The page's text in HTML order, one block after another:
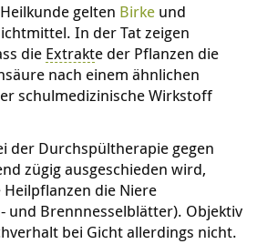
gelten Birke und
In der Tat zeigen
die Extrakte der Pflanzen die
nach einem ähnlichen
schulmedizinische Wirkstoff
der Durchspültherapie gegen
zügig ausgeschieden wird,
die Niere
und Brennnesselblätter). Objektiv
bei Gicht allerdings nicht.